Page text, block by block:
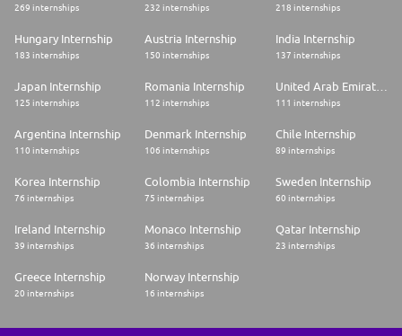
269 internships 232 internships 218 internships
Hungary Internship
183 internships
Austria Internship
150 internships
India Internship
137 internships
Japan Internship
125 internships
Romania Internship
112 internships
United Arab Emirates Internship
111 internships
Argentina Internship
110 internships
Denmark Internship
106 internships
Chile Internship
89 internships
Korea Internship
76 internships
Colombia Internship
75 internships
Sweden Internship
60 internships
Ireland Internship
39 internships
Monaco Internship
36 internships
Qatar Internship
23 internships
Greece Internship
20 internships
Norway Internship
16 internships